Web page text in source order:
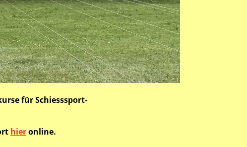
für Schiesssport-
hieronline.